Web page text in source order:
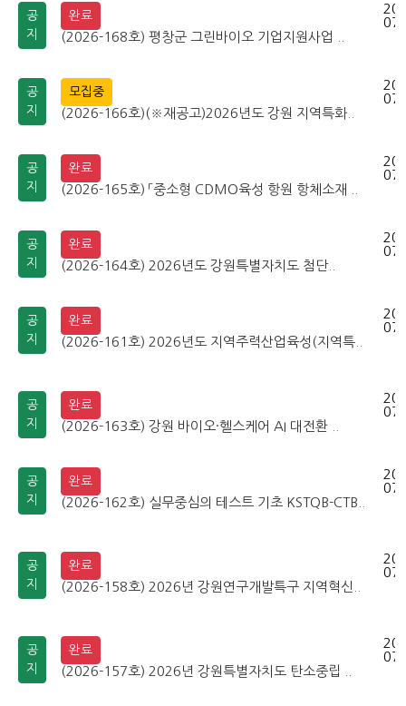
공
지
완료
(2026-168호) 평창군 그린바이오 기업지원사업 ..
공
지
모집중
(2026-166호)(※재공고)2026년도 강원 지역특화..
공
지
완료
(2026-165호) 「중소형 CDMO육성 항원 항체소재 ..
공
지
완료
(2026-164호) 2026년도 강원특별자치도 첨단..
공
지
완료
(2026-161호) 2026년도 지역주력산업육성(지역특..
공
지
완료
(2026-163호) 강원 바이오·헬스케어 AI 대전환 ..
공
지
완료
(2026-162호) 실무중심의 테스트 기초 KSTQB-CTB..
공
지
완료
(2026-158호) 2026년 강원연구개발특구 지역혁신..
공
지
완료
(2026-157호) 2026년 강원특별자치도 탄소중립 ..